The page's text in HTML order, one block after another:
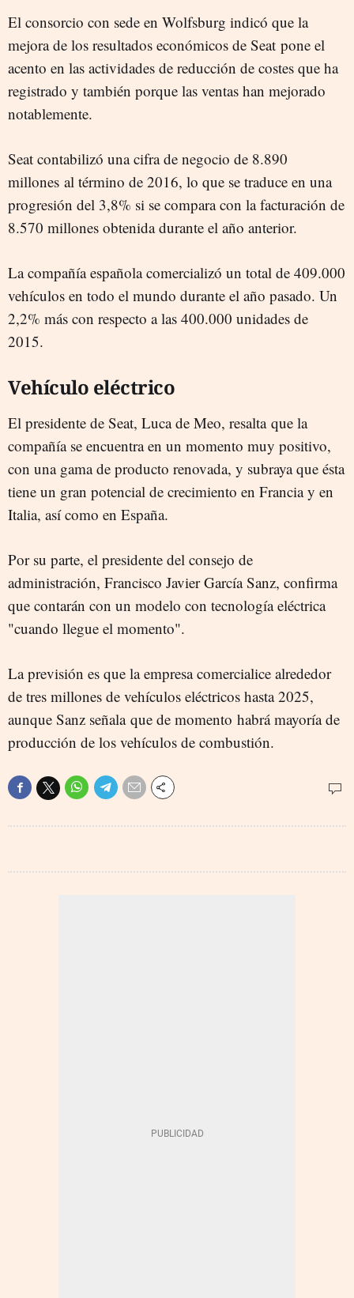
El consorcio con sede en Wolfsburg indicó que la
mejora de los resultados económicos de Seat pone el
acento en las actividades de reducción de costes que ha
registrado y también porque las ventas han mejorado
notablemente.
Seat contabilizó una cifra de negocio de 8.890
millones al término de 2016, lo que se traduce en una
progresión del 3,8% si se compara con la facturación de
8.570 millones obtenida durante el año anterior.
La compañía española comercializó un total de 409.000
vehículos en todo el mundo durante el año pasado. Un
2,2% más con respecto a las 400.000 unidades de
2015.
Vehículo eléctrico
El presidente de Seat, Luca de Meo, resalta que la
compañía se encuentra en un momento muy positivo,
con una gama de producto renovada, y subraya que ésta
tiene un gran potencial de crecimiento en Francia y en
Italia, así como en España.
Por su parte, el presidente del consejo de
administración, Francisco Javier García Sanz, confirma
que contarán con un modelo con tecnología eléctrica
"cuando llegue el momento".
La previsión es que la empresa comercialice alrededor
de tres millones de vehículos eléctricos hasta 2025,
aunque Sanz señala que de momento habrá mayoría de
producción de los vehículos de combustión.